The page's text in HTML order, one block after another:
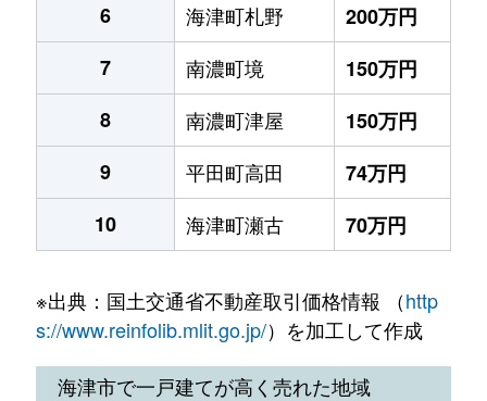
6
海津町札野
200万円
7
南濃町境
150万円
8
南濃町津屋
150万円
9
平田町高田
74万円
10
海津町瀬古 70万円
※出典：国土交通省不動産取引価格情報 （http
s://www.reinfolib.mlit.go.jp/）を加工して作成
海津市で一戸建てが高く売れた地域